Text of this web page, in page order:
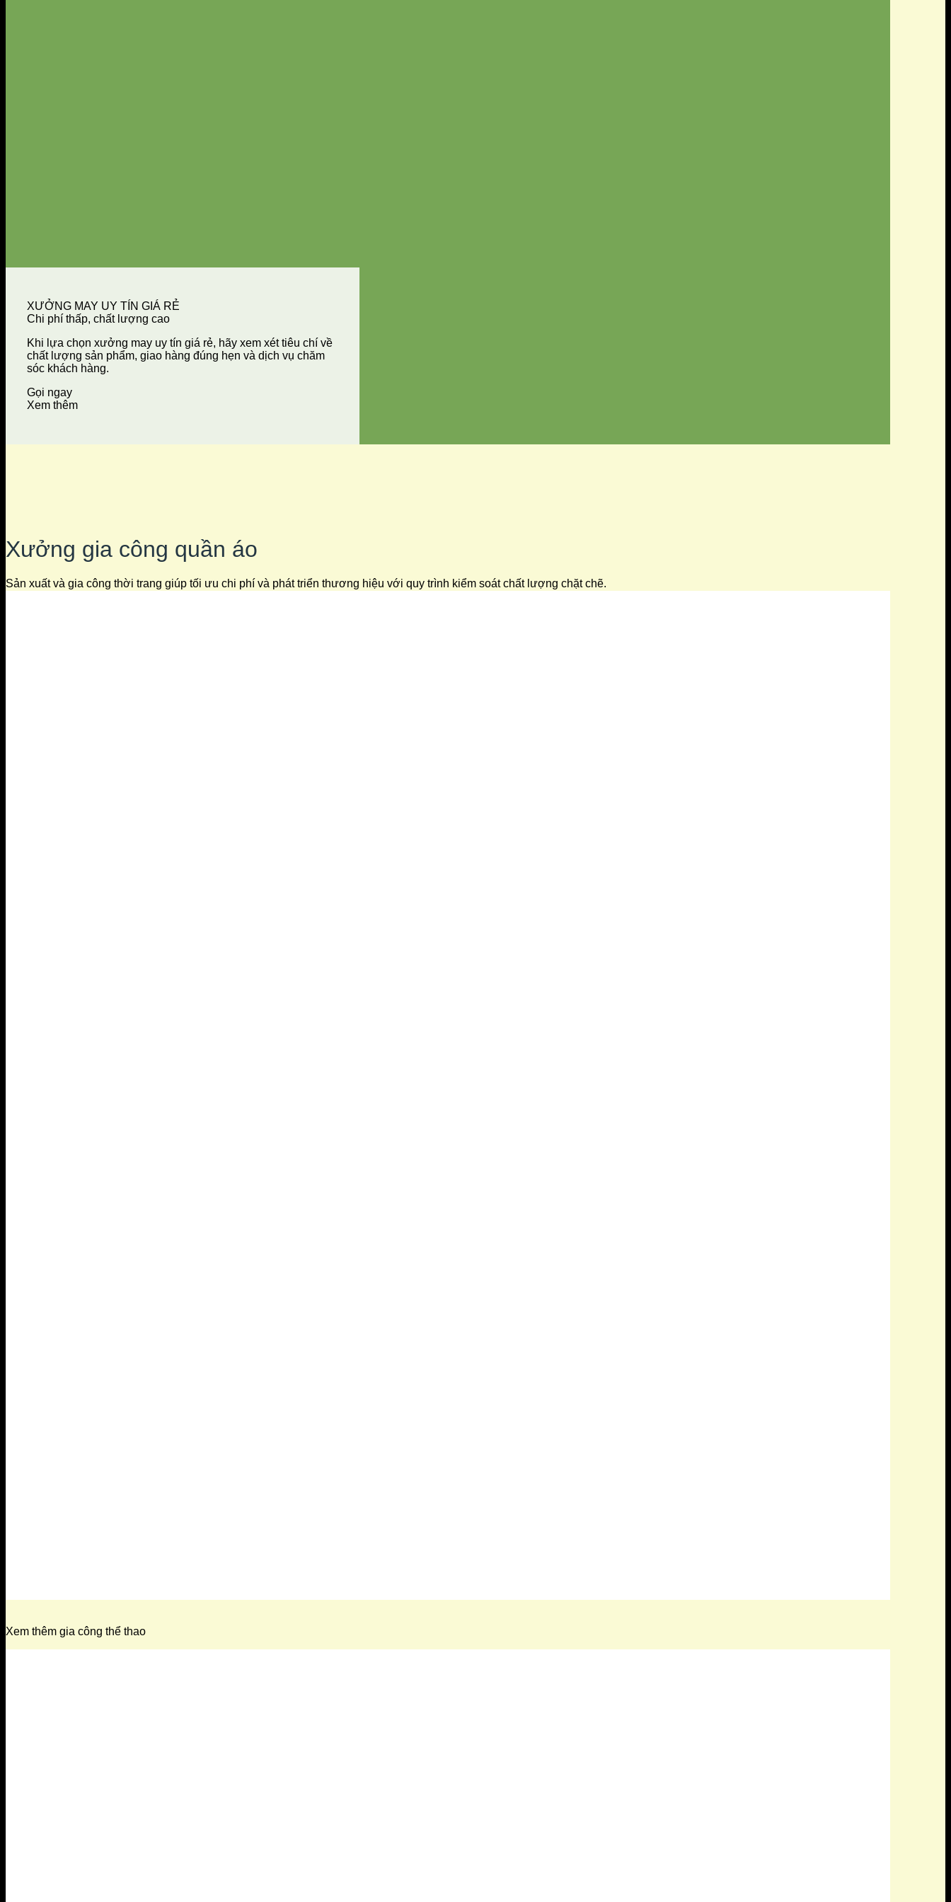
XƯỞNG MAY UY TÍN GIÁ RẺ
Chi phí thấp, chất lượng cao
Khi lựa chọn xưởng may uy tín giá rẻ, hãy xem xét tiêu chí về
chất lượng sản phẩm, giao hàng đúng hẹn và dịch vụ chăm
sóc khách hàng.
Gọi ngay
Xem thêm
Xưởng gia công quần áo
Sản xuất và gia công thời trang giúp tối ưu chi phí và phát triển thương hiệu với quy trình kiểm soát chất lượng chặt chẽ.
Xem thêm gia công thể thao